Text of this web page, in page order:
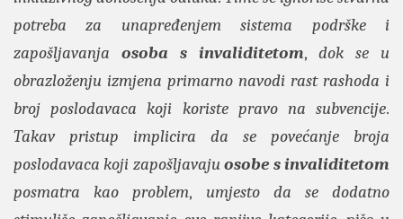
potreba za unapređenjem sistema podrške i
zapošljavanja osoba s invaliditetom, dok se u
obrazloženju izmjena primarno navodi rast rashoda i
broj poslodavaca koji koriste pravo na subvencije.
Takav pristup implicira da se povećanje broja
poslodavaca koji zapošljavajuosobe s invaliditetom
posmatra kao problem, umjesto da se dodatno